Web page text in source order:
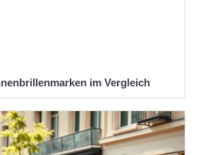
im Vergleich